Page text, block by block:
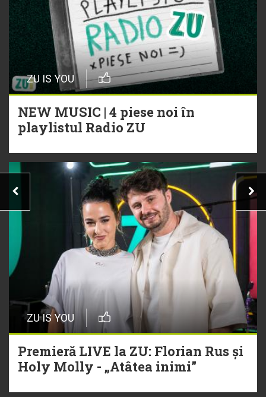
ZU IS YOU
NEW MUSIC | 4 piese noi în
playlistul Radio ZU
ZU IS YOU
Premieră LIVE la ZU: Florian Rus și
Holy Molly - „Atâtea inimi”